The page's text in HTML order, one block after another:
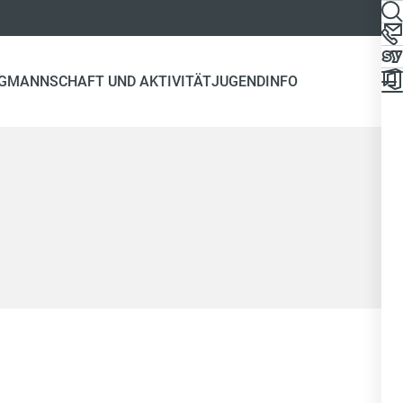
MANNSCHAFT UND AKTIVITÄTJUGENDINFO